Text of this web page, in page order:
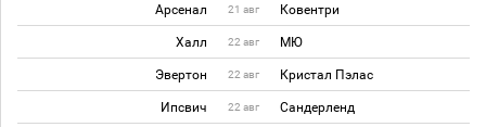
Арсенал 21 авг Ковентри
Халл 22 авг МЮ
Эвертон 22 авг Кристал Пэлас
Ипсвич 22 авг Сандерленд